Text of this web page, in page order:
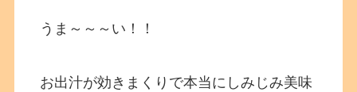
うま～～～い！！
お出汁が効きまくりで本当にしみじみ美味